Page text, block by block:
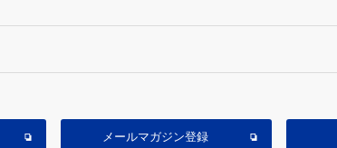
メールマガジン登録